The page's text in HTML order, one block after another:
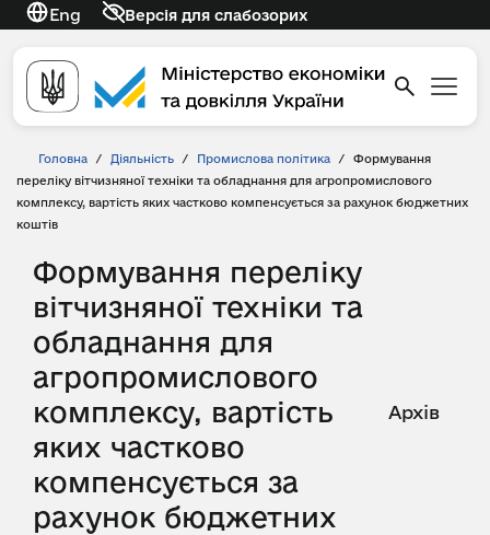
Eng Версія для слабозорих
Головна / Діяльність / Промислова політика /
Формування
переліку вітчизняної техніки та обладнання для агропромислового
комплексу, вартість яких частково компенсується за рахунок бюджетних
коштів
Формування переліку
вітчизняної техніки та
обладнання для
агропромислового
комплексу, вартість
яких частково
компенсується за
рахунок бюджетних
Архів